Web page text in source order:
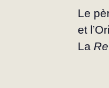
Le
et
La